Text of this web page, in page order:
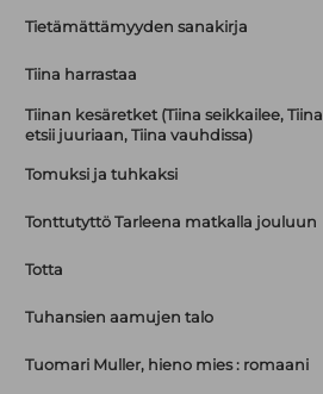
Tietämättämyyden sanakirja
Tiina harrastaa
Tiinan kesäretket (Tiina seikkailee, Tiina
etsii juuriaan, Tiina vauhdissa)
Tomuksi ja tuhkaksi
Tonttutyttö Tarleena matkalla jouluun
Totta
Tuhansien aamujen talo
Tuomari Muller, hieno mies : romaani